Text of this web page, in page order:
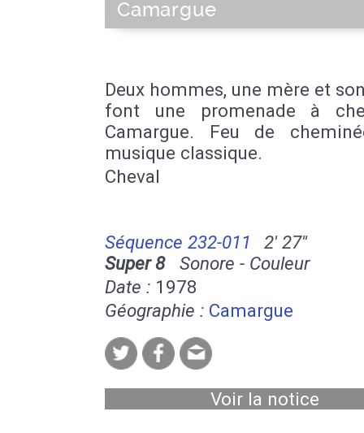
Camargue
Deux hommes, une mère et
font une promenade à
Camargue. Feu de
musique classique.
Cheval
Séquence 232-011
2' 27''
Super 8Sonore - Couleur
Date : 1978
Géographie : Camargue
Voir la notice